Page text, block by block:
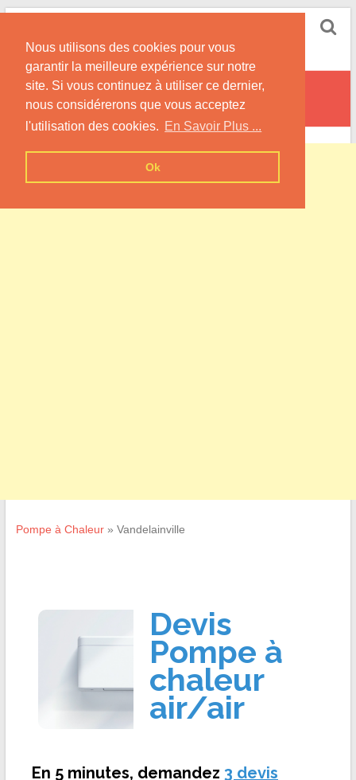
Nous utilisons des cookies pour vous
garantir la meilleure expérience sur notre
site. Si vous continuez à utiliser ce dernier,
nous considérerons que vous acceptez
l'utilisation des cookies. En Savoir Plus ...
Ok
Skip
content
Informations sur les Pompes à Chaleur
Vandelainville
Pompe à Chaleur» Vandelainville